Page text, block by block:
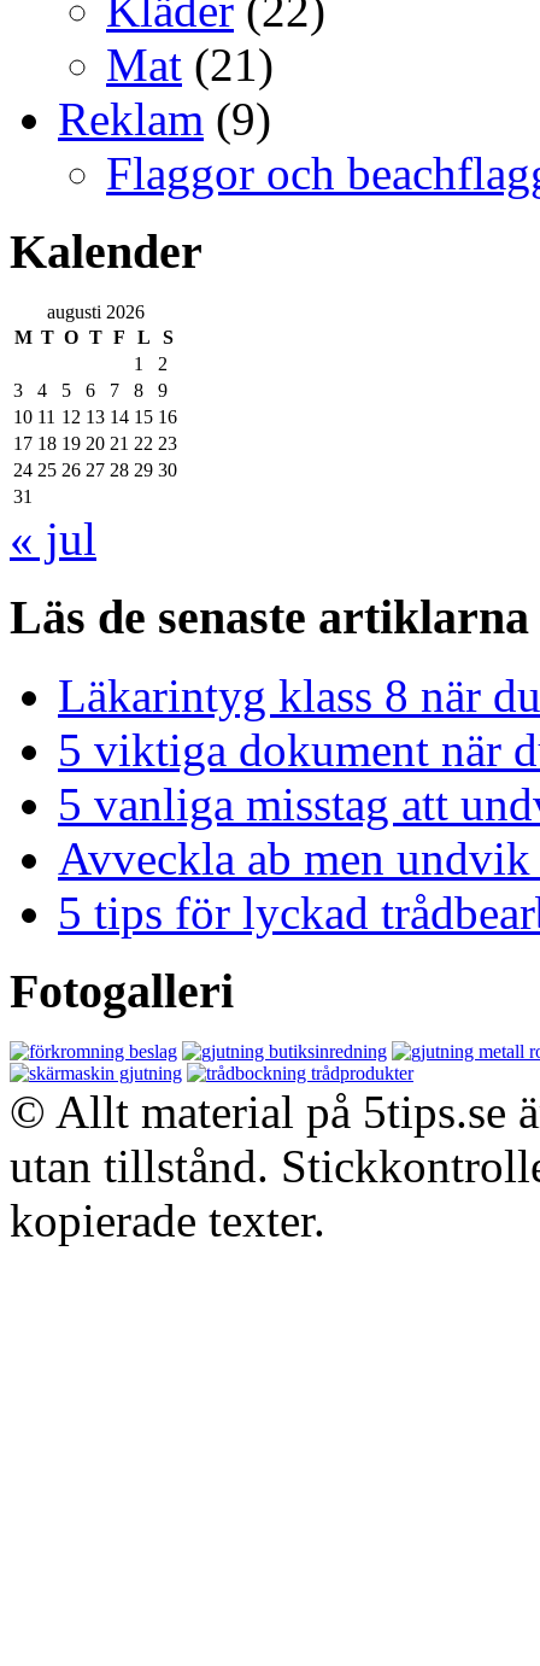
Mat (21)
Reklam (9)
Flaggor och
Kalender
augusti 2026
M T O T F L
S
1
2
3
4 5 6 7 8
9
10 11 12 13 14 15 16
17 18 19 20 21 22 23
24 25 26 27 28 29 30
31
« jul
Läs de senaste artiklarna
Läkarintyg klass 8 när
5 viktiga dokument när
5 vanliga misstag att
Avveckla ab men
5 tips för lyckad
Fotogalleri
© Allt material på 5tips.se
utan tillstånd.
kopierade texter.